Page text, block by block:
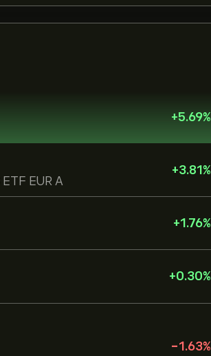
+5.69%
EUR A
+3.81 %
+1.76%
+0.30%
-1.63%